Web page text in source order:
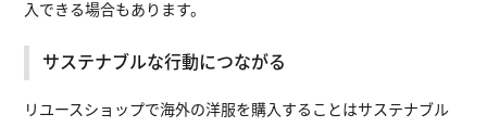
入できる場合もあります。
サステナブルな行動につながる
リユースショップで海外の洋服を購入することはサステナブル